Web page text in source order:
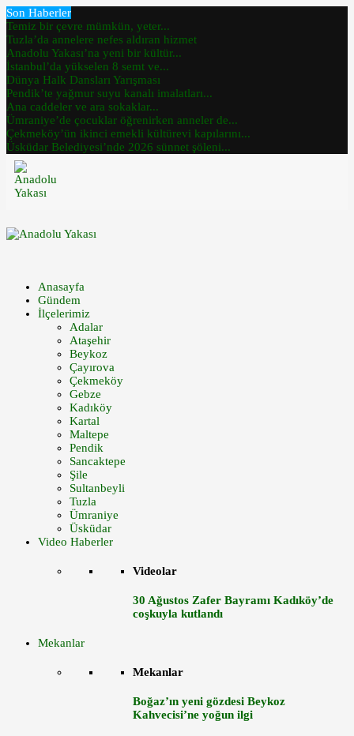
Son Haberler
Temiz bir çevre mümkün, yeter...
Tuzla’da annelere nefes aldıran hizmet
Anadolu Yakası’na yeni bir kültür...
İstanbul’da yükselen 8 semt ve...
Dünya Halk Dansları Yarışması
Pendik’te yağmur suyu kanalı imalatları...
Ana caddeler ve ara sokaklar...
Ümraniye’de çocuklar öğrenirken anneler de...
Çekmeköy’ün ikinci emekli kültürevi kapılarını...
Üsküdar Belediyesi’nde 2026 sünnet şöleni...
Anasayfa
Gündem
İlçelerimiz
Adalar
Ataşehir
Beykoz
Çayırova
Çekmeköy
Gebze
Kadıköy
Kartal
Maltepe
Pendik
Sancaktepe
Şile
Sultanbeyli
Tuzla
Ümraniye
Üsküdar
Video Haberler
Videolar
30 Ağustos Zafer Bayramı Kadıköy’de
coşkuyla kutlandı
Mekanlar
Mekanlar
Boğaz’ın yeni gözdesi Beykoz
Kahvecisi’ne yoğun ilgi